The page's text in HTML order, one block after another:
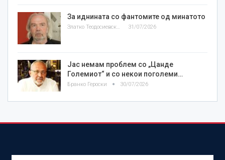
За иднината со фантомите од минатото
Златко Теодосиевски 31/07/2026
Јас немам проблем со „Цанде
Големиот“ и со некои поголеми…
Бранко Героски 30/07/2026